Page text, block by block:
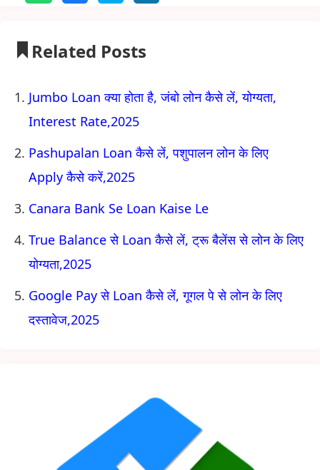
Related Posts
Jumbo Loan क्या होता है, जंबो लोन कैसे लें, योग्यता,
Interest Rate,2025
Pashupalan Loan कैसे लें, पशुपालन लोन के लिए
Apply कैसे करें,2025
Canara Bank Se Loan Kaise Le
True Balance से Loan कैसे लें, ट्रू बैलेंस से लोन के लिए
योग्यता,2025
Google Pay से Loan कैसे लें, गूगल पे से लोन के लिए
दस्तावेज,2025